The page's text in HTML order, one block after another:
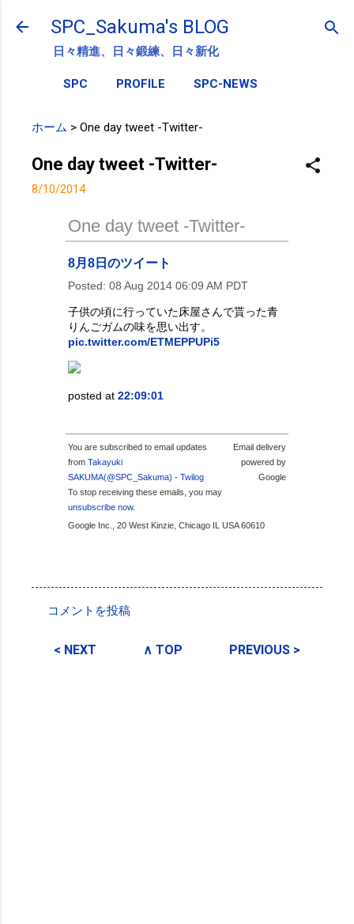
スキップしてメイン コンテンツに移動
SPC_Sakuma's BLOG
日々精進、日々鍛練、日々新化
SPC PROFILE SPC-NEWS
ホーム > One day tweet -Twitter-
One day tweet -Twitter-
8/10/2014
One day tweet -Twitter-
8月8日のツイート
Posted: 08 Aug 2014 06:09 AM PDT
子供の頃に行っていた床屋さんで貰った青
りんごガムの味を思い出す。
pic.twitter.com/ETMEPPUPi5
posted at 22:09:01
You are subscribed to email updates
from Takayuki
SAKUMA(@SPC_Sakuma) - Twilog
To stop receiving these emails, you may
unsubscribe now.
Email delivery
powered by
Google
Google Inc., 20 West Kinzie, Chicago IL USA 60610
メ
コメントを投稿
< NEXT ∧ TOP PREVIOUS >